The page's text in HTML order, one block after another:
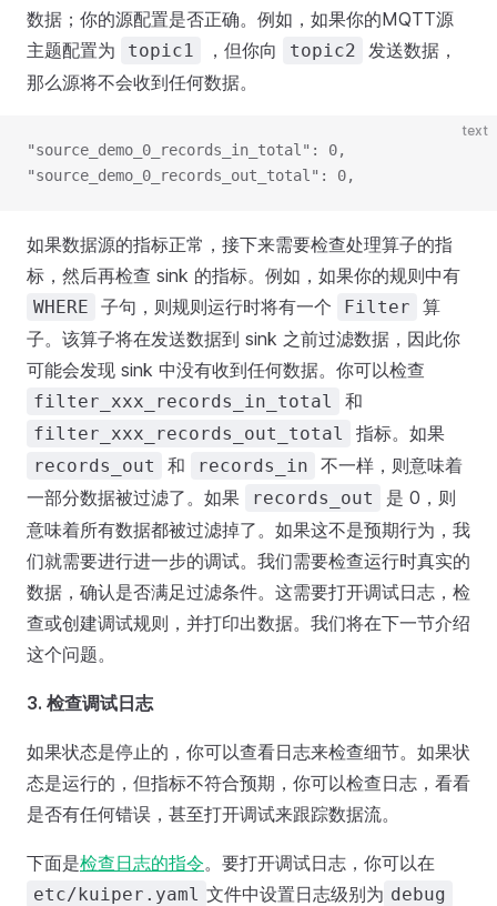
数据；你的源配置是否正确。例如，如果你的MQTT源
主题配置为
topic1 ，但你向 topic2
发送数据，
那么源将不会收到任何数据。
text
"source_demo_0_records_in_total": 0,
"source_demo_0_records_out_total": 0,
如果数据源的指标正常，接下来需要检查处理算子的指
标，然后再检查 sink 的指标。例如，如果你的规则中有
WHERE 子句，则规则运行时将有一个 Filter
算
子。该算子将在发送数据到 sink 之前过滤数据，因此你
可能会发现 sink 中没有收到任何数据。你可以检查
filter_xxx_records_in_total 和
filter_xxx_records_out_total 指标。如果
records_out 和 records_in
不一样，则意味着
一部分数据被过滤了。如果
records_out
是 0，则
意味着所有数据都被过滤掉了。如果这不是预期行为，我
们就需要进行进一步的调试。我们需要检查运行时真实的
数据，确认是否满足过滤条件。这需要打开调试日志，检
查或创建调试规则，并打印出数据。我们将在下一节介绍
这个问题。
3. 检查调试日志
如果状态是停止的，你可以查看日志来检查细节。如果状
态是运行的，但指标不符合预期，你可以检查日志，看看
是否有任何错误，甚至打开调试来跟踪数据流。
下面是检查日志的指令。要打开调试日志，你可以在
etc/kuiper.yaml 文件中设置日志级别为 debug